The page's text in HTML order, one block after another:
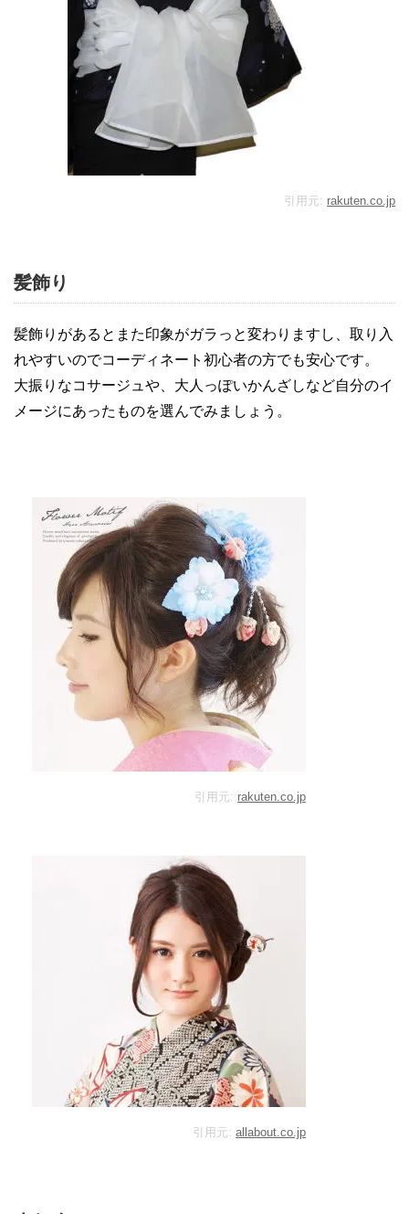
引用元: rakuten.co.jp
髪飾り
髪飾りがあるとまた印象がガラっと変わりますし、取り入
れやすいのでコーディネート初心者の方でも安心です。
大振りなコサージュや、大人っぽいかんざしなど自分のイ
メージにあったものを選んでみましょう。
引用元: rakuten.co.jp
引用元: allabout.co.jp